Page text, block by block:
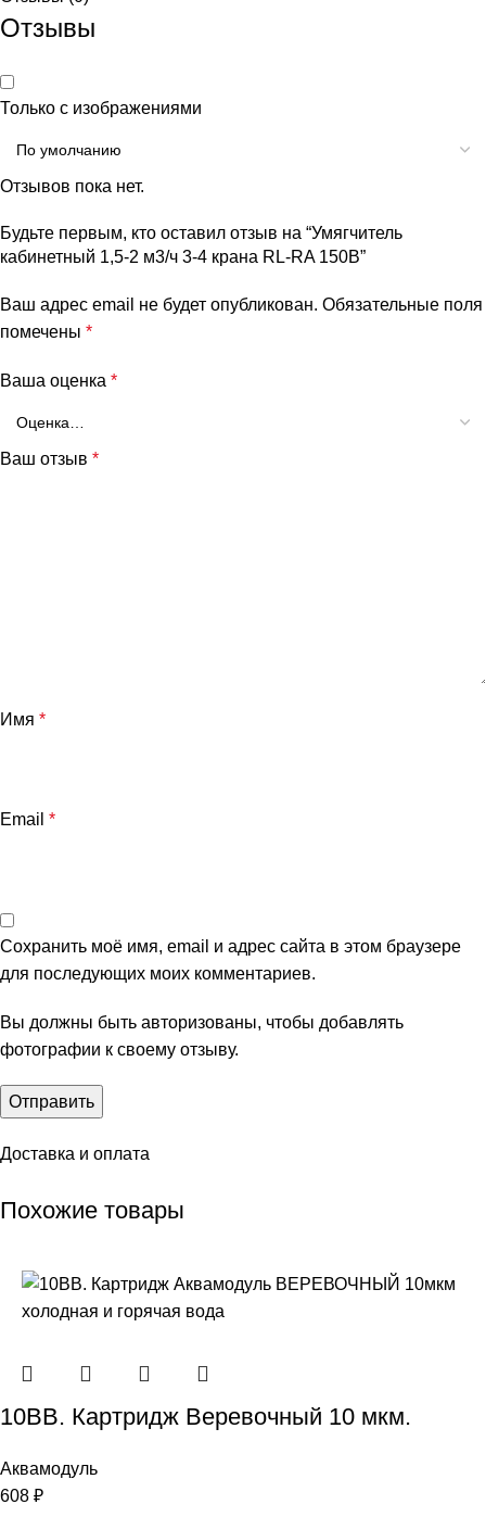
Отзывы
Только с изображениями
Отзывов пока нет.
Будьте первым, кто оставил отзыв на “Умягчитель
кабинетный 1,5-2 м3/ч 3-4 крана RL-RA 150B”
Ваш адрес email не будет опубликован. Обязательные поля
помечены *
Ваша оценка *
Ваш отзыв *
Имя *
Email *
Сохранить моё имя, email и адрес сайта в этом браузере
для последующих моих комментариев.
Вы должны быть авторизованы, чтобы добавлять
фотографии к своему отзыву.
Доставка и оплата
Похожие товары
10ВВ. Картридж Веревочный 10 мкм.
Аквамодуль
608 ₽